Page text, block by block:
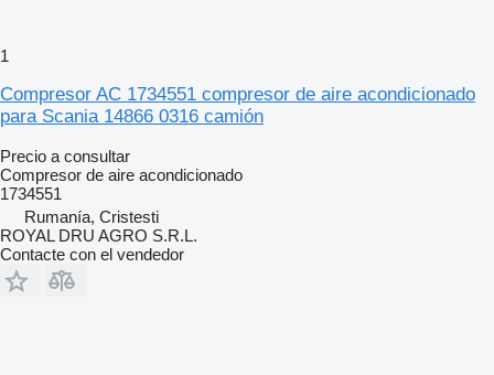
1
Compresor AC 1734551 compresor de aire acondicionado
para Scania 14866 0316 camión
Precio a consultar
Compresor de aire acondicionado
1734551
Rumanía, Cristesti
ROYAL DRU AGRO S.R.L.
Contacte con el vendedor